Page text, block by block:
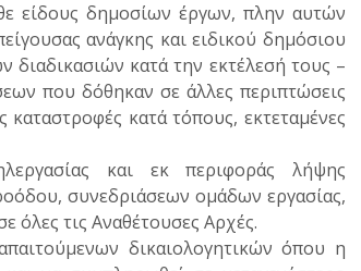
είδους δημοσίων έργων, πλην αυτών
ανάγκης και ειδικού δημόσιου
κατά την εκτέλεσή τους –
που δόθηκαν σε άλλες περιπτώσεις
κατά τόπους, εκτεταμένες
και εκ περιφοράς λήψης
συνεδριάσεων ομάδων εργασίας,
όλες τις Αναθέτουσες Αρχές.
δικαιολογητικών όπου η